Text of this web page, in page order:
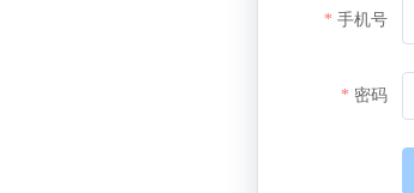
手机号
密码